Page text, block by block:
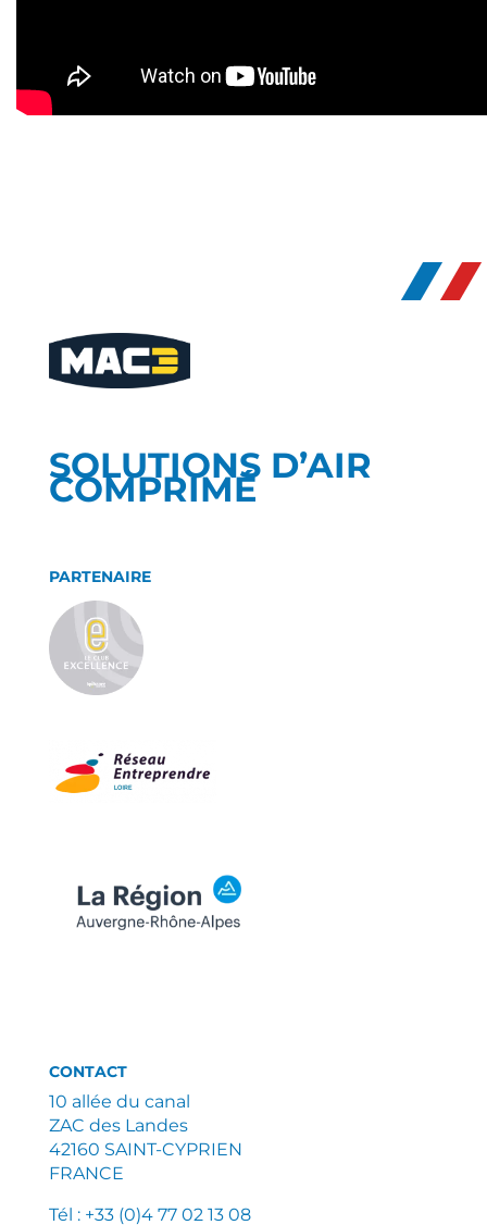
SOLUTIONS D’AIR
COMPRIMÉ
PARTENAIRE
CONTACT
10 allée du canal
ZAC des Landes
42160 SAINT-CYPRIEN
FRANCE
Tél : +33 (0)4 77 02 13 08